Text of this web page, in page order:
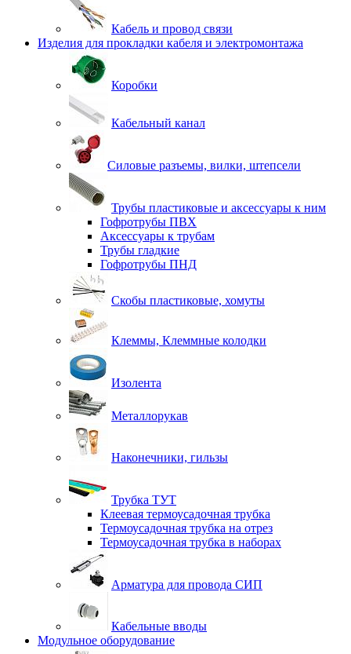
Кабель и провод связи
Изделия для прокладки кабеля и электромонтажа
Коробки
Кабельный канал
Силовые разъемы, вилки, штепсели
Трубы пластиковые и аксессуары к ним
Гофротрубы ПВХ
Аксессуары к трубам
Трубы гладкие
Гофротрубы ПНД
Скобы пластиковые, хомуты
Клеммы, Клеммные колодки
Изолента
Металлорукав
Наконечники, гильзы
Трубка ТУТ
Клеевая термоусадочная трубка
Термоусадочная трубка на отрез
Термоусадочная трубка в наборах
Арматура для провода СИП
Кабельные вводы
Модульное оборудование